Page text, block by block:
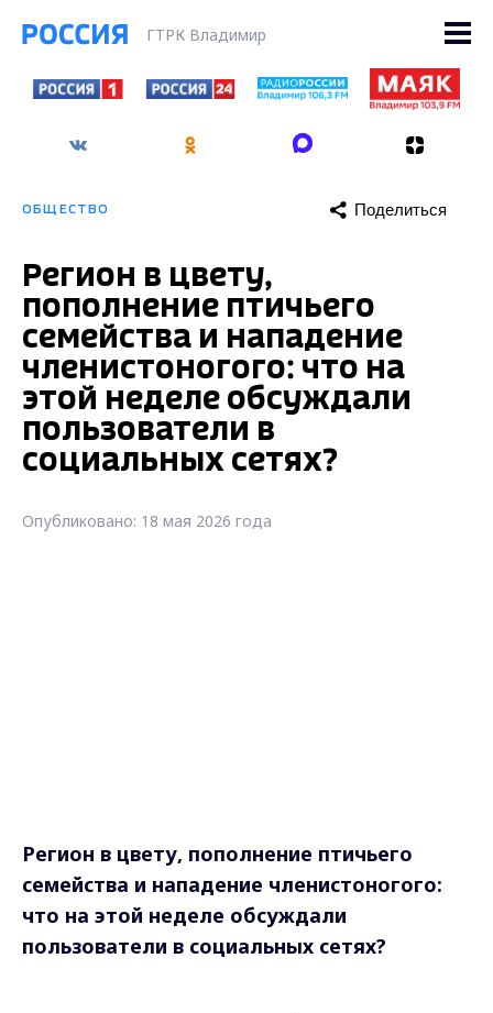
ГТРК Владимир
ОБЩЕСТВО Поделиться
Регион в цвету,
пополнение птичьего
семейства и нападение
членистоногого: что на
этой неделе обсуждали
пользователи в
социальных сетях?
Опубликовано: 18 мая 2026 года
Регион в цвету, пополнение птичьего
семейства и нападение членистоногого:
что на этой неделе обсуждали
пользователи в социальных сетях?